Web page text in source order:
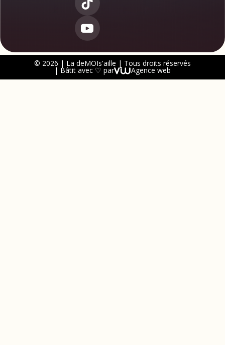
© 2026 | La deMOIs'aille | Tous droits réservés
| Bâtit avec ♡ par Agence web